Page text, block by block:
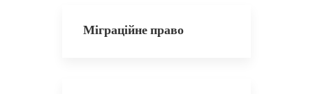
Міграційне право